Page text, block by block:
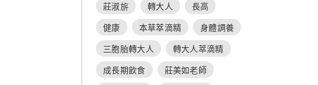
莊淑旂 轉大人 長高
健康 本草萃滴精 身體調養
三胞胎轉大人 轉大人萃滴精
成長期飲食 莊美如老師